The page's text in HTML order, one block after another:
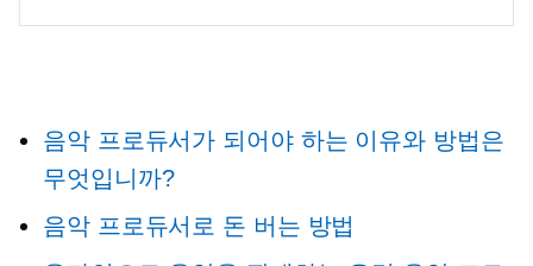
음악 프로듀서가 되어야 하는 이유와 방법은
무엇입니까?
음악 프로듀서로 돈 버는 방법